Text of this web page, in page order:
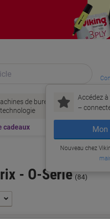
Accédez
–
Mon
Nouveau chez
de bureau
Encres
& toner
Papier,
&
cadeaux
- O-Serie (84)